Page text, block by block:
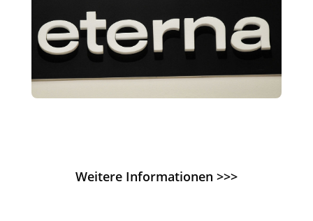
Weitere Informationen >>>